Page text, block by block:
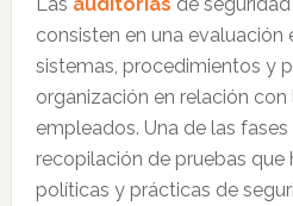
consisten en una evaluación
sistemas, procedimientos y
organización en relación
empleados. Una de las
recopilación de pruebas que
políticas y prácticas de